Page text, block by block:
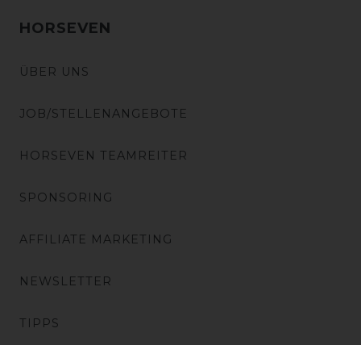
HORSEVEN
ÜBER UNS
JOB/STELLENANGEBOTE
HORSEVEN TEAMREITER
SPONSORING
AFFILIATE MARKETING
NEWSLETTER
TIPPS